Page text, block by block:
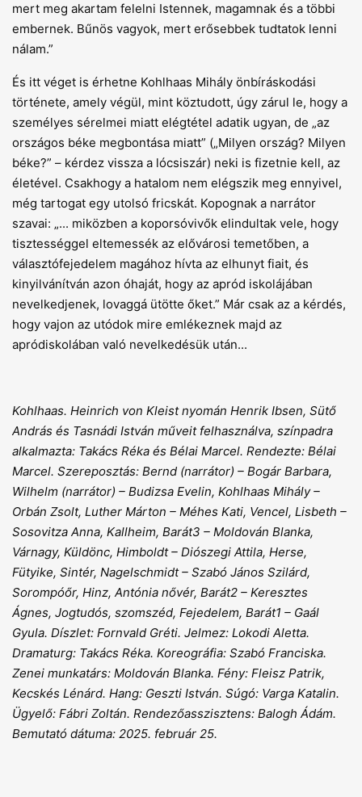
mert meg akartam felelni Istennek, magamnak és a többi
embernek. Bűnös vagyok, mert erősebbek tudtatok lenni
nálam.”
És itt véget is érhetne Kohlhaas Mihály önbíráskodási
története, amely végül, mint köztudott, úgy zárul le, hogy a
személyes sérelmei miatt elégtétel adatik ugyan, de „az
országos béke megbontása miatt” („Milyen ország? Milyen
béke?” – kérdez vissza a lócsiszár) neki is fizetnie kell, az
életével. Csakhogy a hatalom nem elégszik meg ennyivel,
még tartogat egy utolsó fricskát. Kopognak a narrátor
szavai: „... miközben a koporsóvivők elindultak vele, hogy
tisztességgel eltemessék az elővárosi temetőben, a
választófejedelem magához hívta az elhunyt fiait, és
kinyilvánítván azon óhaját, hogy az apród iskolájában
nevelkedjenek, lovaggá ütötte őket.” Már csak az a kérdés,
hogy vajon az utódok mire emlékeznek majd az
apródiskolában való nevelkedésük után...
Kohlhaas. Heinrich von Kleist nyomán Henrik Ibsen, Sütő
András és Tasnádi István műveit felhasználva, színpadra
alkalmazta: Takács Réka és Bélai Marcel. Rendezte: Bélai
Marcel. Szereposztás: Bernd (narrátor) – Bogár Barbara,
Wilhelm (narrátor) – Budizsa Evelin, Kohlhaas Mihály –
Orbán Zsolt, Luther Márton – Méhes Kati, Vencel, Lisbeth –
Sosovitza Anna, Kallheim, Barát3 – Moldován Blanka,
Várnagy, Küldönc, Himboldt – Diószegi Attila, Herse,
Fütyike, Sintér, Nagelschmidt – Szabó János Szilárd,
Sorompóőr, Hinz, Antónia nővér, Barát2 – Keresztes
Ágnes, Jogtudós, szomszéd, Fejedelem, Barát1 – Gaál
Gyula. Díszlet: Fornvald Gréti. Jelmez: Lokodi Aletta.
Dramaturg: Takács Réka. Koreográfia: Szabó Franciska.
Zenei munkatárs: Moldován Blanka. Fény: Fleisz Patrik,
Kecskés Lénárd. Hang: Geszti István. Súgó: Varga Katalin.
Ügyelő: Fábri Zoltán. Rendezőasszisztens: Balogh Ádám.
Bemutató dátuma: 2025. február 25.